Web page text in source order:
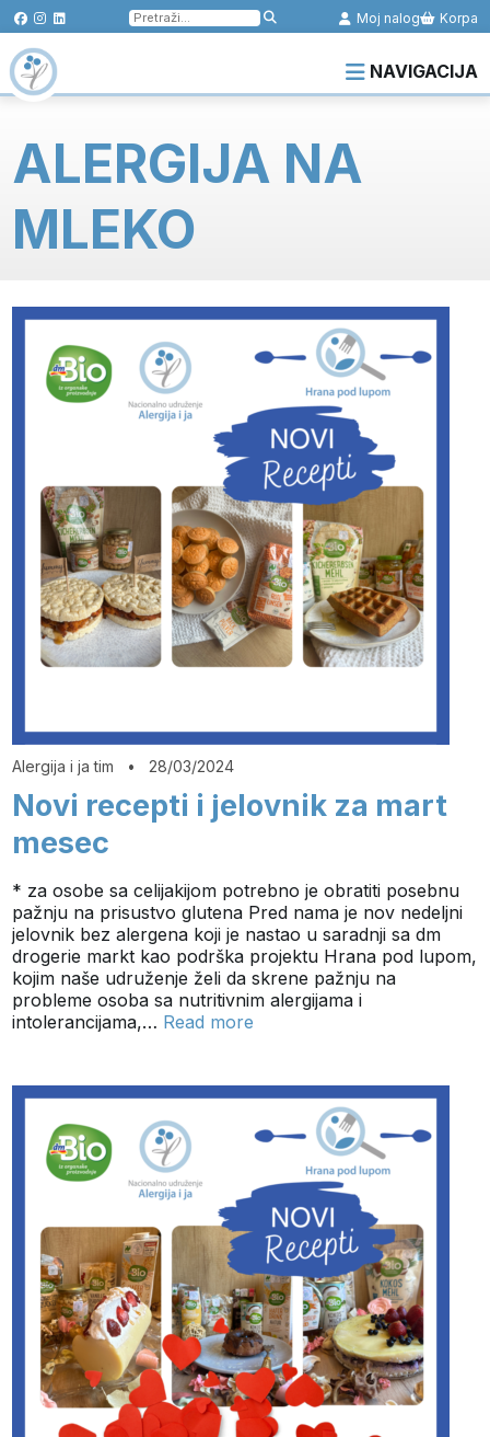
Pretraga
za:
Moj nalog Korpa
NAVIGACIJA
ALERGIJA NA
MLEKO
Alergija i ja tim • 28/03/2024
Novi recepti i jelovnik za mart
mesec
* za osobe sa celijakijom potrebno je obratiti posebnu
pažnju na prisustvo glutena Pred nama je nov nedeljni
jelovnik bez alergena koji je nastao u saradnji sa dm
drogerie markt kao podrška projektu Hrana pod lupom,
kojim naše udruženje želi da skrene pažnju na
probleme osoba sa nutritivnim alergijama i
intolerancijama,… Read more